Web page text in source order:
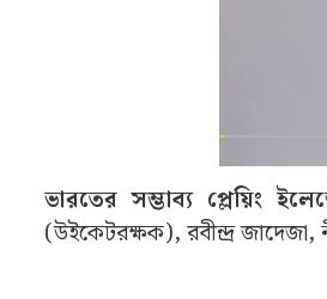
ভারতের সম্ভাব্য প্লেয়িং
(উইকেটরক্ষক), রবীন্দ্র